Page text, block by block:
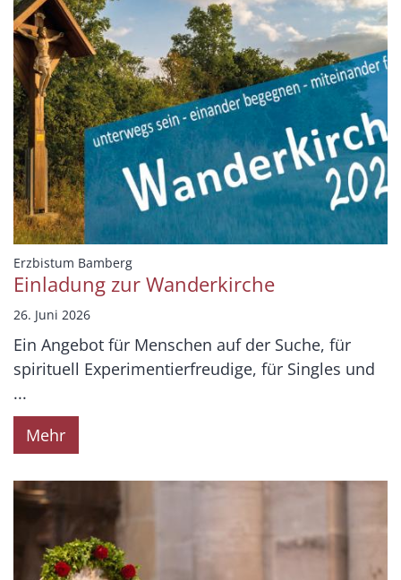
Erzbistum Bamberg:
Einladung zur Wanderkirche
26. Juni 2026
Ein Angebot für Menschen auf der Suche, für
spirituell Experimentierfreudige, für Singles und
...
Mehr